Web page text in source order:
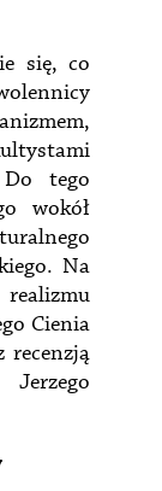
się, co
tego
wokół
Na
Cienia
recenzją